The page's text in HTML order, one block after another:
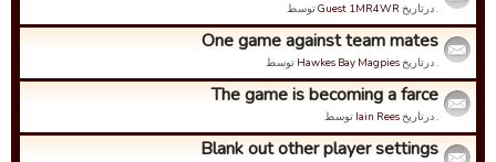
. درتاریخ Guest 1MR4WRتوسط
One game against team mates
. درتاریخHawkes Bay Magpies توسط
The game is becoming a farce
. درتاریخIain Rees توسط
Blank out other player settings